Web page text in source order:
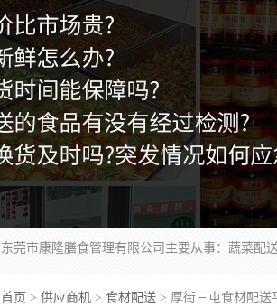
首页 > 供应商机 > 食材配送 > 厚街三屯食材配送